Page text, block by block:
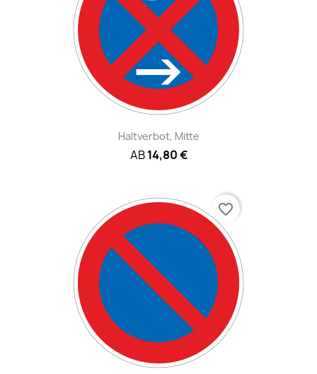
Haltverbot, Mitte
AB14,80 €
favorite_border